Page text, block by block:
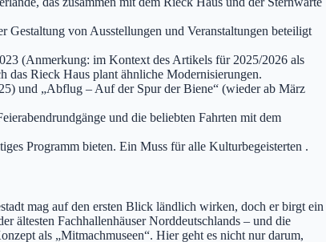
Gestaltung von Ausstellungen und Veranstaltungen beteiligt
(Anmerkung: im Kontext des Artikels für 2025/2026 als
das Rieck Haus plant ähnliche Modernisierungen.
und „Abflug – Auf der Spur der Biene“ (wieder ab März
und die beliebten Fahrten mit dem
Programm bieten. Ein Muss für alle Kulturbegeisterten .
mag auf den ersten Blick ländlich wirken, doch er birgt ein
ältesten Fachhallenhäuser Norddeutschlands – und die
als „Mitmachmuseen“. Hier geht es nicht nur darum,